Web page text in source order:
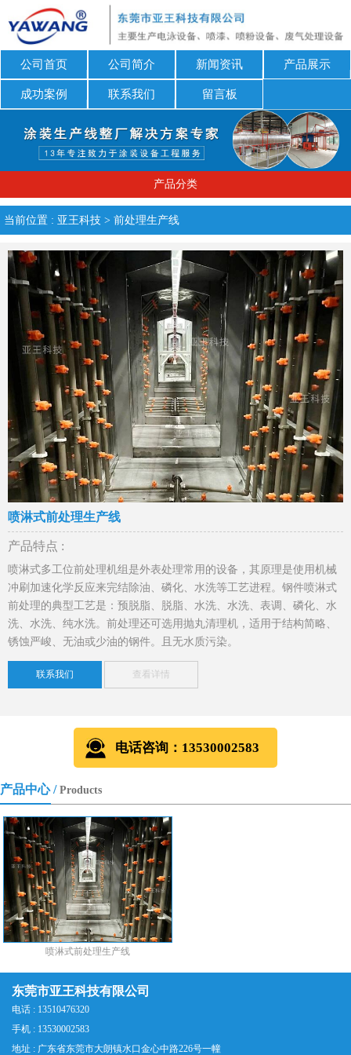
公司首页 公司简介 新闻资讯 产品展示
成功案例 联系我们 留言板
产品分类
当前位置 : 亚王科技 > 前处理生产线
喷淋式前处理生产线
产品特点 :
喷淋式多工位前处理机组是外表处理常用的设备，其原理是使用机械
冲刷加速化学反应来完结除油、磷化、水洗等工艺进程。钢件喷淋式
前处理的典型工艺是：预脱脂、脱脂、水洗、水洗、表调、磷化、水
洗、水洗、纯水洗。前处理还可选用抛丸清理机，适用于结构简略、
锈蚀严峻、无油或少油的钢件。且无水质污染。
联系我们 查看详情
电话咨询：13530002583
产品中心 / Products
喷淋式前处理生产线
东莞市亚王科技有限公司
电话 : 13510476320
手机 : 13530002583
地址 : 广东省东莞市大朗镇水口金心中路226号一幢